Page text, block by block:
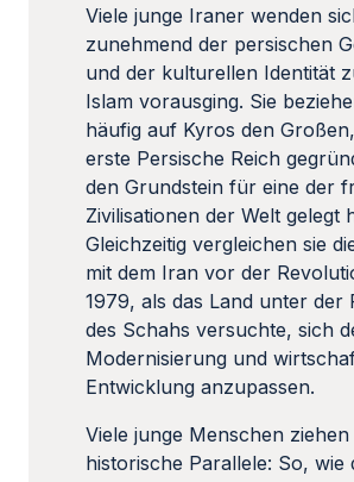
Viele junge Iraner wenden
zunehmend der persischen
und der kulturellen Identität
Islam vorausging. Sie
häufig auf Kyros den
erste Persische Reich
den Grundstein für eine der
Zivilisationen der Welt gelegt
Gleichzeitig vergleichen sie
mit dem Iran vor der
1979, als das Land unter der
des Schahs versuchte, sich
Modernisierung und
Entwicklung anzupassen.
Viele junge Menschen ziehen
historische Parallele: So, wie